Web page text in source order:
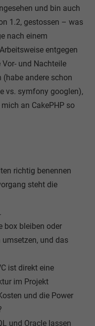
und bin auch
1.2, gestossen – was
nach einem
entgegen
und Nachteile
(habe andere schon
vs. symfony googlen),
an CakePHP so
richtig benennen
steht die
box bleiben oder
und das
ist direkt eine
im Projekt
und die Power
und Oracle lassen